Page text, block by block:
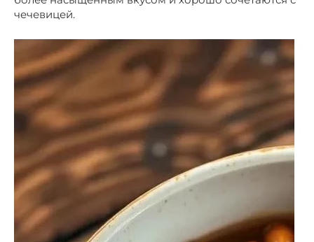
чечевицей.